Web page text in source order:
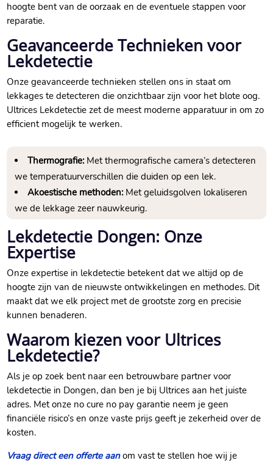
hoogte bent van de oorzaak en de eventuele stappen voor
reparatie.
Geavanceerde Technieken voor
Lekdetectie
Onze geavanceerde technieken stellen ons in staat om
lekkages te detecteren die onzichtbaar zijn voor het blote oog.
Ultrices Lekdetectie zet de meest moderne apparatuur in om zo
efficient mogelijk te werken.
Thermografie:Met thermografische camera’s detecteren
we temperatuurverschillen die duiden op een lek.
Akoestische methoden:Met geluidsgolven lokaliseren
we de lekkage zeer nauwkeurig.
Lekdetectie Dongen: Onze
Expertise
Onze expertise in lekdetectie betekent dat we altijd op de
hoogte zijn van de nieuwste ontwikkelingen en methodes. Dit
maakt dat we elk project met de grootste zorg en precisie
kunnen benaderen.
Waarom kiezen voor Ultrices
Lekdetectie?
Als je op zoek bent naar een betrouwbare partner voor
lekdetectie in Dongen, dan ben je bij Ultrices aan het juiste
adres. Met onze no cure no pay garantie neem je geen
financiële risico’s en onze vaste prijs geeft je zekerheid over de
kosten.
Vraag direct een offerte aanom vast te stellen hoe wij je